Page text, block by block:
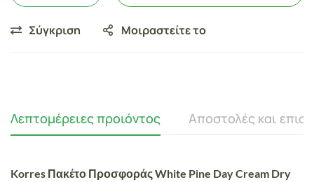
Σύγκριση Μοιραστείτε το
Λεπτομέρειες προιόντος Αποστολές και
Korres Πακέτο Προσφοράς White Pine Day Cream Dry